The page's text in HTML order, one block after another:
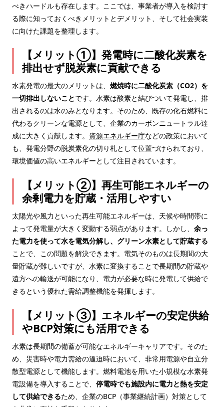
べきハードルも存在します。ここでは、事業者が導入を検討す
る際に知っておくべきメリットとデメリット、そして社会実装
に向けた課題を整理します。
【メリット①】発電時に二酸化炭素を
排出せず脱炭素に貢献できる
水素発電の最大のメリットは、 燃焼時に二酸化炭素（CO2）を
一切排出しないことです。水素は酸素と結びついて発電し、排
出されるのは水のみとなります。そのため、既存の化石燃料に
代わるクリーンな電源として、企業のカーボンニュートラル達
成に大きく貢献します。 資源エネルギー庁などの政策において
も、発電分野の脱炭素化の切り札として位置づけられており、
環境価値の高いエネルギーとして注目されています。
【メリット②】再生可能エネルギーの
余剰電力を貯蔵・活用しやすい
太陽光や風力といった再生可能エネルギーは、天候や時間帯に
よって発電量が大きく変動する弱点があります。しかし、 余っ
た電力を使って水を電気分解し、グリーン水素として貯蔵する
ことで、この問題を解決できます。電気そのものは長期間の大
量貯蔵が難しいですが、水素に変換することで長期間の貯蔵や
遠方への輸送が可能になり、電力が必要な時に発電して供給で
きるという優れた需給調整機能を発揮します。
【メリット③】エネルギーの安定供給
やBCP対策にも活用できる
水素は長期間の備蓄が可能なエネルギーキャリアです。そのた
め、災害時や電力需給の逼迫時において、非常用電源や自立分
散型電源として機能します。燃料電池を用いた小規模な水素発
電設備を導入することで、 停電時でも施設内に電力と熱を安定
して供給できるため、企業のBCP（事業継続計画）対策として